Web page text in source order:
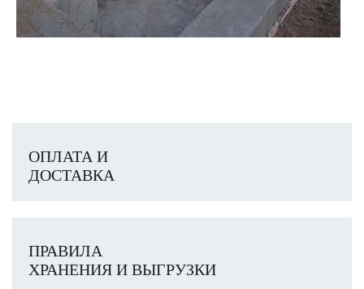
ОПЛАТА И
ДОСТАВКА
ПРАВИЛА
ХРАНЕНИЯ И ВЫГРУЗКИ